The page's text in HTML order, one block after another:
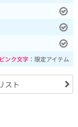
ピンク文字 ：限定アイテム
スト